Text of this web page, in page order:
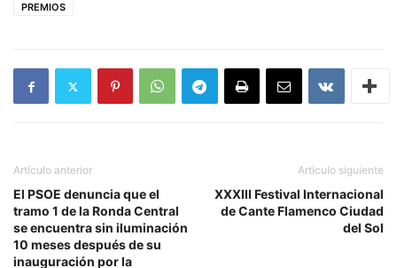
PREMIOS
Artículo anterior
El PSOE denuncia que el
tramo 1 de la Ronda Central
se encuentra sin iluminación
10 meses después de su
inauguración por la
Artículo siguiente
XXXIII Festival Internacional
de Cante Flamenco Ciudad
del Sol